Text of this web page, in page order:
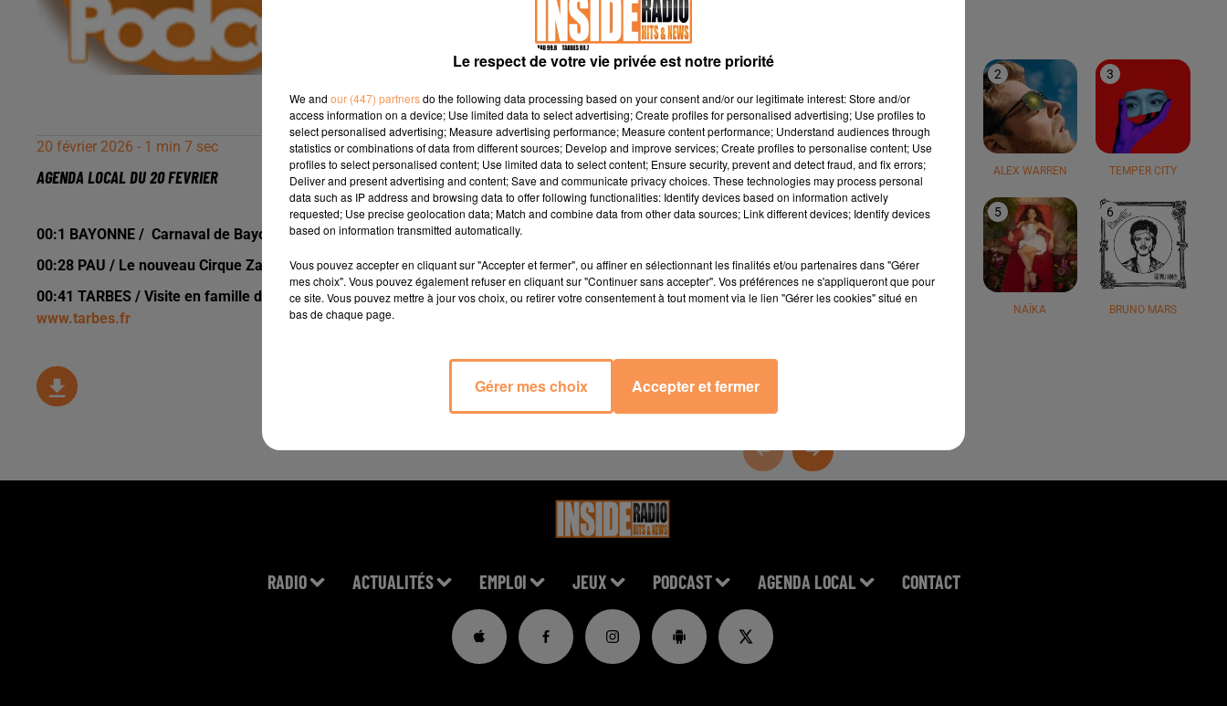
20 février 2026 - 1 min 7 sec
AGENDA LOCAL DU 20 FEVRIER
00:1 BAYONNE / Carnaval de Bayonne samedi 21 février dès 11hwww.bayonne.fr
00:28 PAU / Le nouveau Cirque Zavatta à Pau Place Verdun jusqu'au dimanche 22 févriernouveau-cirque-zavatta.com
00:41 TARBES / Visite en famille de l’exposition Calo Carratalá saemdi 21 février dès 15h au Musée Massey
www.tarbes.fr
TEDDY SWIMS
2
ALEX WARREN
3
TEMPER CITY
4 5
NAÏKA
6
BRUNO MARS
RADIO ACTUALITÉS EMPLOI JEUX PODCAST AGENDA LOCAL CONTACT
Le respect de votre vie privée est notre priorité
We and our (447) partnersdo the following data processing based on your consent and/or our legitimate interest: Store and/or
access information on a device; Use limited data to select advertising; Create profiles for personalised advertising; Use profiles to
select personalised advertising; Measure advertising performance; Measure content performance; Understand audiences through
statistics or combinations of data from different sources; Develop and improve services; Create profiles to personalise content; Use
profiles to select personalised content; Use limited data to select content; Ensure security, prevent and detect fraud, and fix errors;
Deliver and present advertising and content; Save and communicate privacy choices. These technologies may process personal
data such as IP address and browsing data to offer following functionalities: Identify devices based on information actively
requested; Use precise geolocation data; Match and combine data from other data sources; Link different devices; Identify devices
based on information transmitted automatically.
Vous pouvez accepter en cliquant sur "Accepter et fermer", ou affiner en sélectionnant les finalités et/ou partenaires dans "Gérer
mes choix". Vous pouvez également refuser en cliquant sur "Continuer sans accepter". Vos préférences ne s'appliqueront que pour
ce site. Vous pouvez mettre à jour vos choix, ou retirer votre consentement à tout moment via le lien "Gérer les cookies" situé en
bas de chaque page.
Gérer mes choix Accepter et fermer